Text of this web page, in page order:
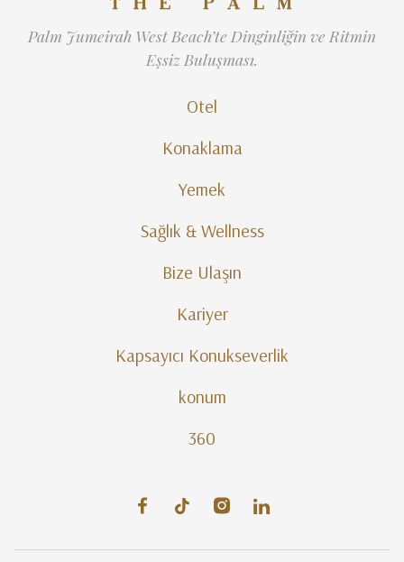
Palm Jumeirah West Beach’te Dinginliğin ve Ritmin
Eşsiz Buluşması.
Otel
Konaklama
Yemek
Sağlık & Wellness
Bize Ulaşın
Kariyer
Kapsayıcı Konukseverlik
konum
360